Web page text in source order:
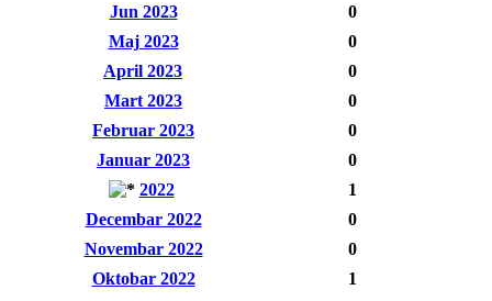
Jun 2023
0
Maj 2023
0
April 2023
0
Mart 2023
0
Februar 2023
0
Januar 2023
0
2022
1
Decembar 2022
0
Novembar 2022
0
Oktobar 2022
1